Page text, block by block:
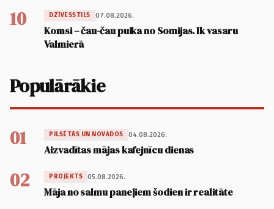
10 DZĪVESSTILS 07.08.2026.
Komsi – čau-čau puika no Somijas. Ik vasaru
Valmierā
Populārākie
01 PILSĒTĀS UN NOVADOS 04.08.2026.
Aizvadītas mājas kafejnīcu dienas
02 PROJEKTS 05.08.2026.
Māja no salmu paneļiem šodien ir realitāte